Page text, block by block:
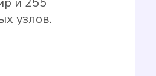
узлов.